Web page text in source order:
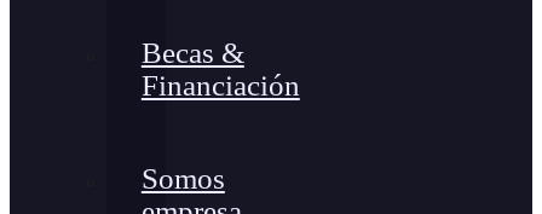
Becas &
Financiación
Somos